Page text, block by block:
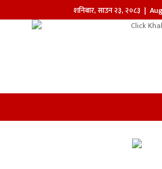
शनिबार,साउन२३,२०८३ |